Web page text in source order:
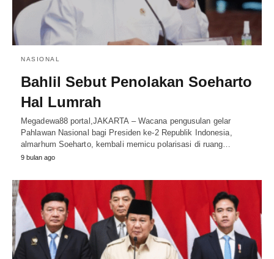
NASIONAL
Bahlil Sebut Penolakan Soeharto
Hal Lumrah
Megadewa88 portal,JAKARTA – Wacana pengusulan gelar
Pahlawan Nasional bagi Presiden ke-2 Republik Indonesia,
almarhum Soeharto, kembali memicu polarisasi di ruang…
9 bulan ago